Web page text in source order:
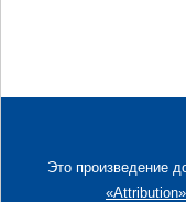
Это произведение